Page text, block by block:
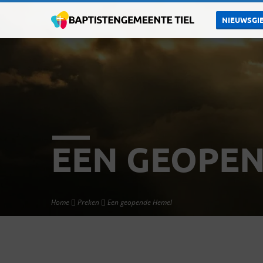
EEN
Home Preken Een geopende Hemel